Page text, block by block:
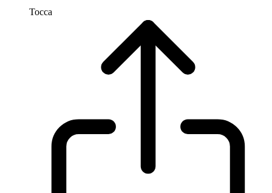
Tocca